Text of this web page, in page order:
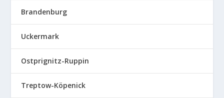
Brandenburg
Uckermark
Ostprignitz-Ruppin
Treptow-Köpenick